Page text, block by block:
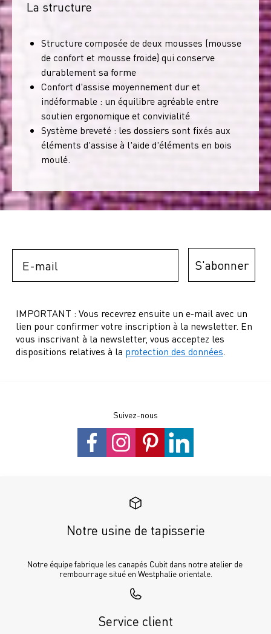
La structure
Structure composée de deux mousses (mousse
de confort et mousse froide) qui conserve
durablement sa forme
Confort d'assise moyennement dur et
indéformable : un équilibre agréable entre
soutien ergonomique et convivialité
Système breveté : les dossiers sont fixés aux
éléments d'assise à l'aide d'éléments en bois
moulé.
S'abonner
IMPORTANT : Vous recevrez ensuite un e-mail avec un
lien pour confirmer votre inscription à la newsletter. En
vous inscrivant à la newsletter, vous acceptez les
dispositions relatives à la protection des données
Suivez-nous
Notre usine de tapisserie
Notre équipe fabrique les canapés Cubit dans notre atelier de
rembourrage situé en Westphalie orientale.
Service client